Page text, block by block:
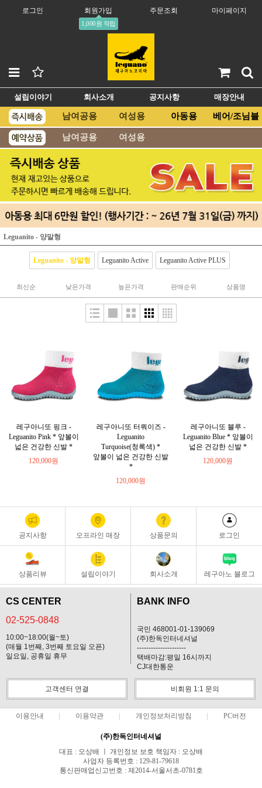
로그인 회원가입
1,000원 적립
주문조회 마이페이지
설립이야기 회사소개 공지사항 매장안내
남여공용 여성용 아동용 베어/조님블
남여공용 여성용
Leguanito - 양말형
Leguanito - 양말형 Leguanito Active Leguanito Active PLUS
최신순 낮은가격 높은가격 판매순위 상품명
레구아니또 핑크 -
Leguanito Pink * 앞볼이
넓은 건강한 신발 *
120,000원
레구아니또 터쿼이즈 -
Leguanito
Turquoise(청록색) *
앞볼이 넓은 건강한 신발
*
120,000원
레구아니또 블루 -
Leguanito Blue * 앞볼이
넓은 건강한 신발 *
120,000원
공지사항 오프라인 매장 상품문의 로그인
상품리뷰 설립이야기 회사소개 레구아노 블로그
CS CENTER
02-525-0848
10:00~18:00(월~토)
(매월 1번째, 3번째 토요일 오픈)
일요일, 공휴일 휴무
BANK INFO
국민 468001-01-139069
(주)한독인터네셔널
---------------------
택배마감:평일 16시까지
CJ대한통운
고객센터 연결 비회원 1:1 문의
이용안내 이용약관 개인정보처리방침 PC버전
(주)한독인터네셔널
대표 : 오상배 ㅣ 개인정보 보호 책임자 : 오상배
사업자 등록번호 : 129-81-79618
통신판매업신고번호 : 제2014-서울서초-0781호